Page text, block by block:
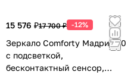
15 576 ₽17 700 ₽ -12%
Зеркало Comforty Мадрид 70
с подсветкой,
бесконтактный сенсор,